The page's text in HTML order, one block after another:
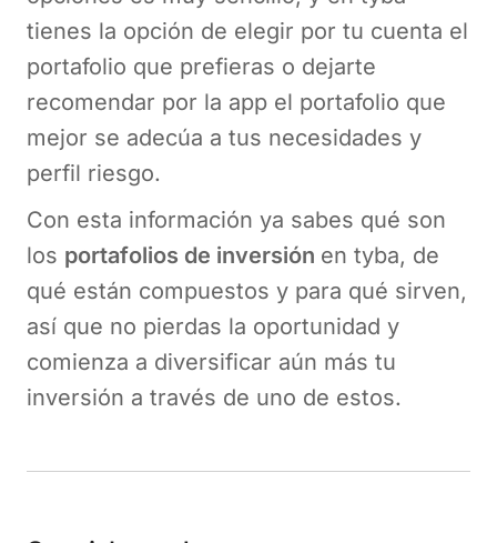
tienes la opción de elegir por tu cuenta el
portafolio que prefieras o dejarte
recomendar por la app el portafolio que
mejor se adecúa a tus necesidades y
perfil riesgo.
Con esta información ya sabes qué son
los portafolios de inversión en tyba, de
qué están compuestos y para qué sirven,
así que no pierdas la oportunidad y
comienza a diversificar aún más tu
inversión a través de uno de estos.